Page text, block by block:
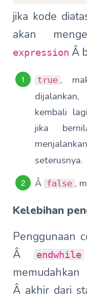
jika kode
akan
expression Â
true ,
kembali
jika
seterusnya.
Â false ,
Kelebihan
Penggunaan
Â
endwhile
Â akhir dari